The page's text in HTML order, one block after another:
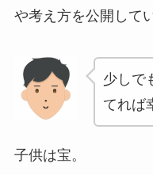
や考え方を公開して
少しで
てれば
子供は宝。